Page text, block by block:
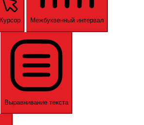
Курсор Межбуквенный интервал
Выравнивание текста